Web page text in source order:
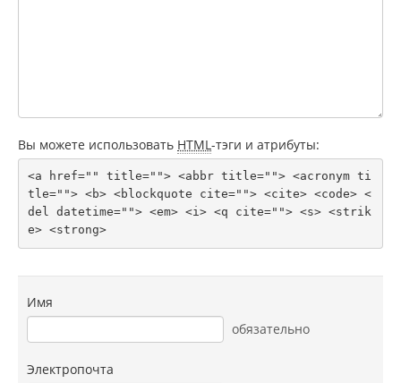
Вы можете использовать HTML -тэги и атрибуты:
<a href="" title=""> <abbr title=""> <acronym ti
tle=""> <b> <blockquote cite=""> <cite> <code> <
del datetime=""> <em> <i> <q cite=""> <s> <strik
e> <strong>
Имя
обязательно
Электропочта